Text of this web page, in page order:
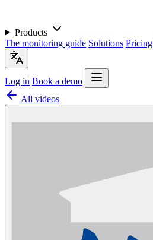
Products
The monitoring guide Solutions Pricing
Log in Book a demo
All videos